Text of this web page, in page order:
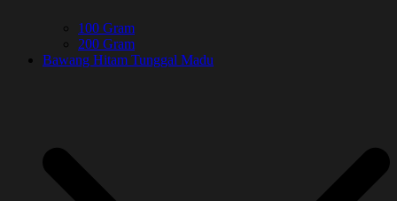
100 Gram
200 Gram
Bawang Hitam Tunggal Madu